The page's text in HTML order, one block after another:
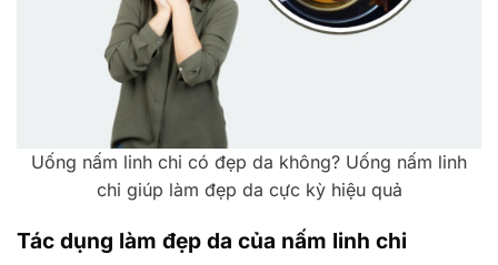
Uống nấm linh chi có đẹp da không? Uống nấm linh
chi giúp làm đẹp da cực kỳ hiệu quả
Tác dụng làm đẹp da của nấm linh chi